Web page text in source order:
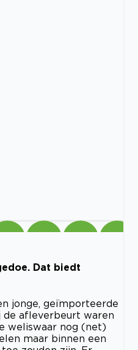
Dat biedt
jonge, geïmporteerde
de afleverbeurt waren
weliswaar nog (net)
maar binnen een